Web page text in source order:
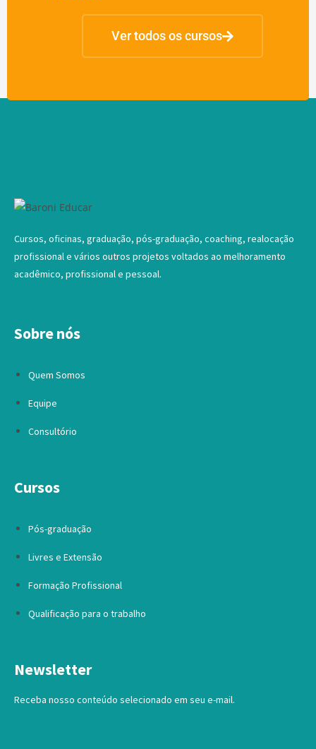
Ver todos os cursos
Cursos, oficinas, graduação, pós-graduação, coaching, realocação
profissional e vários outros projetos voltados ao melhoramento
acadêmico, profissional e pessoal.
Sobre nós
Quem Somos
Equipe
Consultório
Cursos
Pós-graduação
Livres e Extensão
Formação Profissional
Qualificação para o trabalho
Newsletter
Receba nosso conteúdo selecionado em seu e-mail.